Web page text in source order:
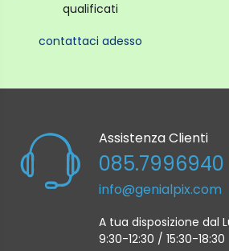
qualificati
contattaci adesso
Assistenza Clienti
085.7996940
info@genialpix.com
A tua disposizione dal
9:30-12:30 / 15:30-18:30